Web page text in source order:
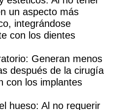
un aspecto más
integrándose
con los dientes
: Generan menos
después de la cirugía
con los implantes
hueso: Al no requerir